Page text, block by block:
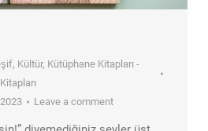
, Kültür, Kütüphane Kitapları -
Leave a comment